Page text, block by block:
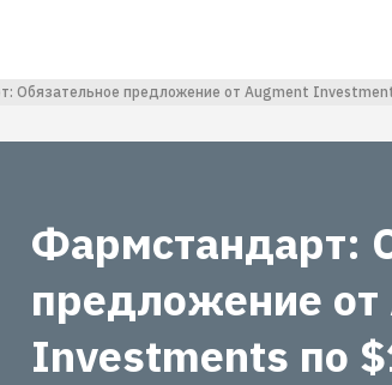
Обязательное предложение от Augment
Фармстандарт:
предложение
Investments по